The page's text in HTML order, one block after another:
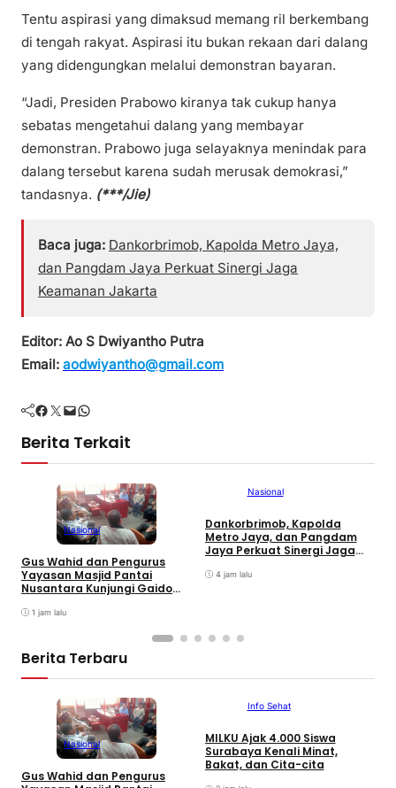
Tentu aspirasi yang dimaksud memang ril berkembang
di tengah rakyat. Aspirasi itu bukan rekaan dari dalang
yang didengungkan melalui demonstran bayaran.
“Jadi, Presiden Prabowo kiranya tak cukup hanya
sebatas mengetahui dalang yang membayar
demonstran. Prabowo juga selayaknya menindak para
dalang tersebut karena sudah merusak demokrasi,”
tandasnya. (***/Jie)
Baca juga: Dankorbrimob, Kapolda Metro Jaya,
dan Pangdam Jaya Perkuat Sinergi Jaga
Keamanan Jakarta
Editor: Ao S Dwiyantho Putra
Email: aodwiyantho@gmail.com
Facebook Twitter Mail WhatsApp
Berita Terkait
Nasional
Gus Wahid dan Pengurus
Yayasan Masjid Pantai
Nusantara Kunjungi Gaido
Pengembangan Ekonomi
1 jam lalu
Nasional
Dankorbrimob, Kapolda
Metro Jaya, dan Pangdam
Jaya Perkuat Sinergi Jaga
4 jam lalu
Berita Terbaru
Nasional
Gus Wahid dan Pengurus
Info Sehat
MILKU Ajak 4.000 Siswa
Surabaya Kenali Minat,
Bakat, dan Cita-cita